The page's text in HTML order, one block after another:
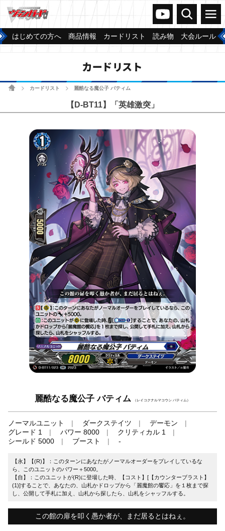
ヴァンガードch
検索 メニュー
はじめての方へ 商品情報 カードリスト 読み物 大会ルール
カードリスト
ホームカードリスト 麗酷なる魔公子 バティム
【D-BT11】「英雄激突」
麗酷なる魔公子 バティム （レイコクナルマコウシ バティム）
ノーマルユニット ダークステイツ
デーモン
グレード 1
パワー 8000
クリティカル 1
シールド 5000
ブースト -
【永】【(R)】：このターンにあなたがノーマルオーダーをプレイしているな
ら、このユニットのパワー＋5000。
【自】：このユニットが(R)に登場した時、【コスト】[【カウンターブラスト】
(1)]することで、あなたの、山札かドロップから「麗魔館の饗応」を１枚まで探
し、公開して手札に加え、山札から探したら、山札をシャッフルする。
この館の扉を叩く愚か者が、まだ居るとはねぇ。